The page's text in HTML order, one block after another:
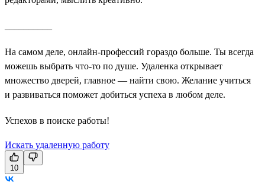
На самом деле, онлайн-профессий гораздо больше. Ты всегда
можешь выбрать что-то по душе. Удаленка открывает
множество дверей, главное — найти свою. Желание учиться
и развиваться поможет добиться успеха в любом деле.
Успехов в поиске работы!
Искать удаленную работу
10